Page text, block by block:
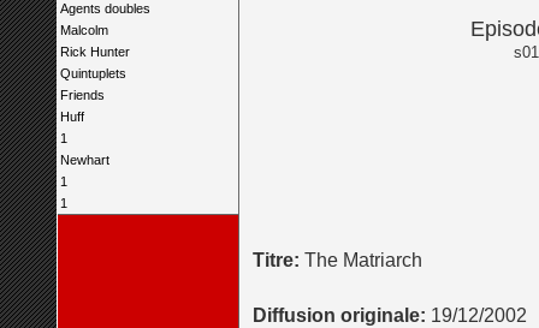
Agents doubles
Malcolm
Rick Hunter
Quintuplets
Friends
Huff
1
Newhart
1
1
Titre: The Matriarch
Diffusion originale: 19/12/2002